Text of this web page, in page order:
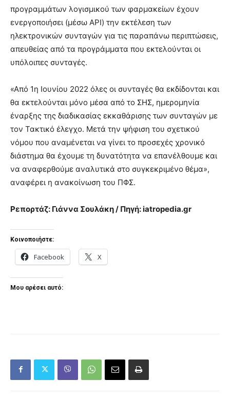
προγραμμάτων λογισμικού των φαρμακείων έχουν
ενεργοποιήσει (μέσω API) την εκτέλεση των
ηλεκτρονικών συνταγών για τις παραπάνω περιπτώσεις,
απευθείας από τα προγράμματα που εκτελούνται οι
υπόλοιπες συνταγές.
«Από 1η Ιουνίου 2022 όλες οι συνταγές θα εκδίδονται και
θα εκτελούνται μόνο μέσα από το ΣΗΣ, ημερομηνία
έναρξης της διαδικασίας εκκαθάρισης των συνταγών με
τον Τακτικό έλεγχο. Μετά την ψήφιση του σχετικού
νόμου που αναμένεται να γίνει το προσεχές χρονικό
διάστημα θα έχουμε τη δυνατότητα να επανέλθουμε και
να αναφερθούμε αναλυτικά στο συγκεκριμένο θέμα»,
αναφέρει η ανακοίνωση του ΠΦΣ.
Ρεπορτάζ: Γιάννα Σουλάκη / Πηγή: iatropedia.gr
Κοινοποιήστε:
Facebook X
Μου αρέσει αυτό: